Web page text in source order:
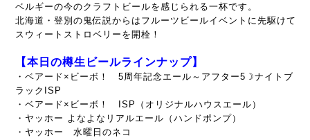
ベルギーの今のクラフトビールを感じられる一杯です。
北海道・登別の鬼伝説からはフルーツビールイベントに先駆けて
スウィートストロベリーを開栓！
【本日の樽生ビールラインナップ】
・ベアード×ビーボ！ 5周年記念エール～ アフター5☽ナイトブ
ラックISP
・ベアード×ビーボ！ ISP（ オリジナルハウスエール）
・ヤッホー よなよなリアルエール（ハンドポンプ）
・ヤッホー 水曜日のネコ